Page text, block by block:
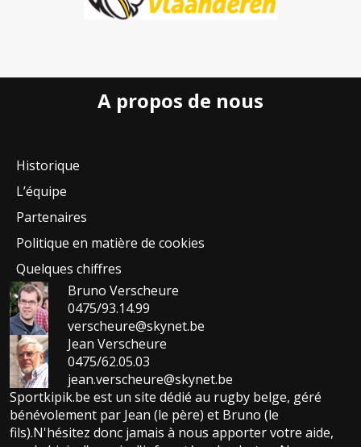
A propos de nous
Historique
L’équipe
Partenaires
Politique en matière de cookies
Quelques chiffres
Bruno Verscheure
0475/93.14.99
verscheure@skynet.be
Jean Verscheure
0475/62.05.03
jean.verscheure@skynet.be
Sportkipik.be est un site dédié au rugby belge, géré
bénévolement par Jean (le père) et Bruno (le
fils).N'hésitez donc jamais à nous apporter votre aide,